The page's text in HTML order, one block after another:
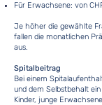
Für Erwachsene: von
Je höher die gewählte
fallen die monatlichen
aus.
Spitalbeitrag
Bei einem
und dem Selbstbehalt
Kinder, junge